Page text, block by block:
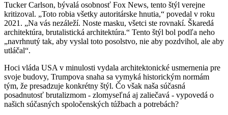
Tucker Carlson, bývalá osobnosť Fox News, tento štýl verejne
kritizoval. „Toto robia všetky autoritárske hnutia,“ povedal v roku
2021. „Na vás nezáleží. Noste masku, všetci ste rovnakí. Škaredá
architektúra, brutalistická architektúra.“ Tento štýl bol podľa neho
„navrhnutý tak, aby vyslal toto posolstvo, nie aby pozdvihol, ale aby
utláčal“.
Hoci vláda USA v minulosti vydala architektonické usmernenia pre
svoje budovy, Trumpova snaha sa vymyká historickým normám
tým, že presadzuje konkrétny štýl. Čo však naša súčasná
posadnutosť brutalizmom - zlomyseľná aj zaliečavá - vypovedá o
našich súčasných spoločenských túžbach a potrebách?